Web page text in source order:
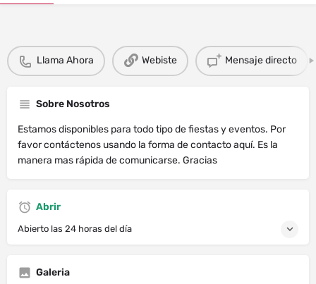
Llama Ahora Webiste Mensaje directo
Sobre Nosotros
Estamos disponibles para todo tipo de fiestas y eventos. Por
favor contáctenos usando la forma de contacto aquí. Es la
manera mas rápida de comunicarse. Gracias
Abrir
Abierto las 24 horas del día
Galeria